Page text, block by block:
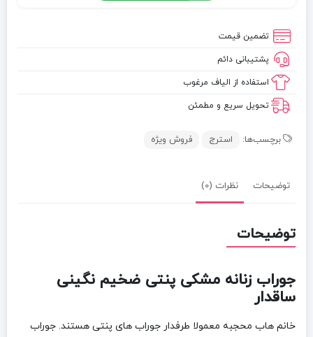
تضمین قیمت
پشتیبانی دائم
استفاده از الیاف مرغوب
تحویل سریع و مطمئن
برچسب‌ها: استرج فروش ویژه
توضیحات نظرات (0)
توضیحات
جوراب زنانه مشکی پنتی ضخیم نگینی
ساقدار
خانم هاب محجبه معمولا طرفدار جوراب های پنتی هستند. جوراب